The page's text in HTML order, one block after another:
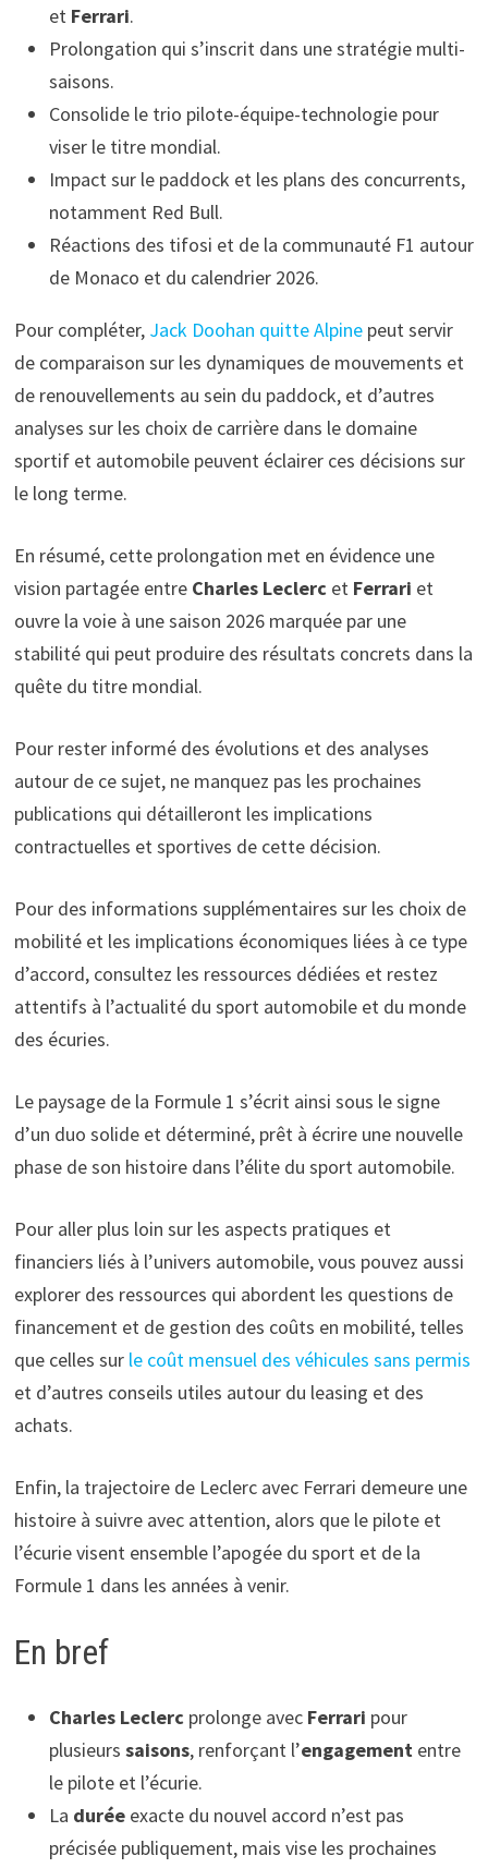
et Ferrari.
Prolongation qui s’inscrit dans une stratégie multi-
saisons.
Consolide le trio pilote-équipe-technologie pour
viser le titre mondial.
Impact sur le paddock et les plans des concurrents,
notamment Red Bull.
Réactions des tifosi et de la communauté F1 autour
de Monaco et du calendrier 2026.
Pour compléter, Jack Doohan quitte Alpinepeut servir
de comparaison sur les dynamiques de mouvements et
de renouvellements au sein du paddock, et d’autres
analyses sur les choix de carrière dans le domaine
sportif et automobile peuvent éclairer ces décisions sur
le long terme.
En résumé, cette prolongation met en évidence une
vision partagée entre Charles Leclerc et Ferrari et
ouvre la voie à une saison 2026 marquée par une
stabilité qui peut produire des résultats concrets dans la
quête du titre mondial.
Pour rester informé des évolutions et des analyses
autour de ce sujet, ne manquez pas les prochaines
publications qui détailleront les implications
contractuelles et sportives de cette décision.
Pour des informations supplémentaires sur les choix de
mobilité et les implications économiques liées à ce type
d’accord, consultez les ressources dédiées et restez
attentifs à l’actualité du sport automobile et du monde
des écuries.
Le paysage de la Formule 1 s’écrit ainsi sous le signe
d’un duo solide et déterminé, prêt à écrire une nouvelle
phase de son histoire dans l’élite du sport automobile.
Pour aller plus loin sur les aspects pratiques et
financiers liés à l’univers automobile, vous pouvez aussi
explorer des ressources qui abordent les questions de
financement et de gestion des coûts en mobilité, telles
que celles sur le coût mensuel des véhicules sans permis
et d’autres conseils utiles autour du leasing et des
achats.
Enfin, la trajectoire de Leclerc avec Ferrari demeure une
histoire à suivre avec attention, alors que le pilote et
l’écurie visent ensemble l’apogée du sport et de la
Formule 1 dans les années à venir.
En bref
Charles Leclerc prolonge avec Ferrari pour
plusieurs saisons, renforçant l’engagemententre
le pilote et l’écurie.
La duréeexacte du nouvel accord n’est pas
précisée publiquement, mais vise les prochaines